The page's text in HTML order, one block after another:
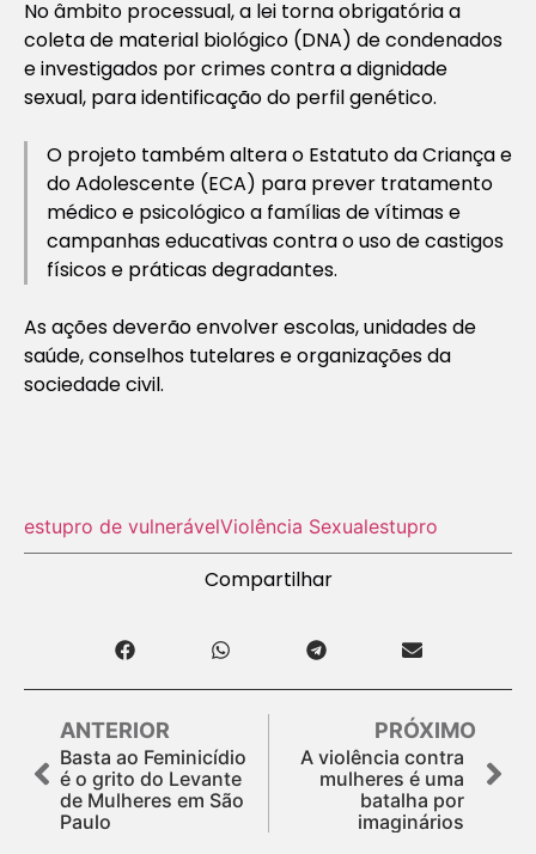
No âmbito processual, a lei torna obrigatória a
coleta de material biológico (DNA) de condenados
e investigados por crimes contra a dignidade
sexual, para identificação do perfil genético.
O projeto também altera o Estatuto da Criança e
do Adolescente (ECA) para prever tratamento
médico e psicológico a famílias de vítimas e
campanhas educativas contra o uso de castigos
físicos e práticas degradantes.
As ações deverão envolver escolas, unidades de
saúde, conselhos tutelares e organizações da
sociedade civil.
estupro de vulnerávelViolência Sexualestupro
Compartilhar
ANTERIOR
Basta ao Feminicídio
é o grito do Levante
de Mulheres em São
Paulo
PRÓXIMO
A violência contra
mulheres é uma
batalha por
imaginários